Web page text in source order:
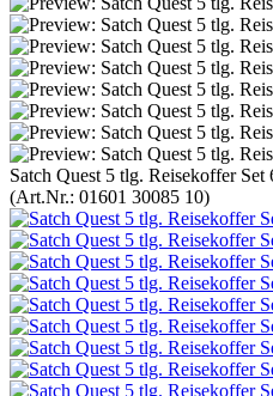
Satch Quest 5 tlg. Reisekoffer Set
(Art.Nr.: 01601 30085 10)